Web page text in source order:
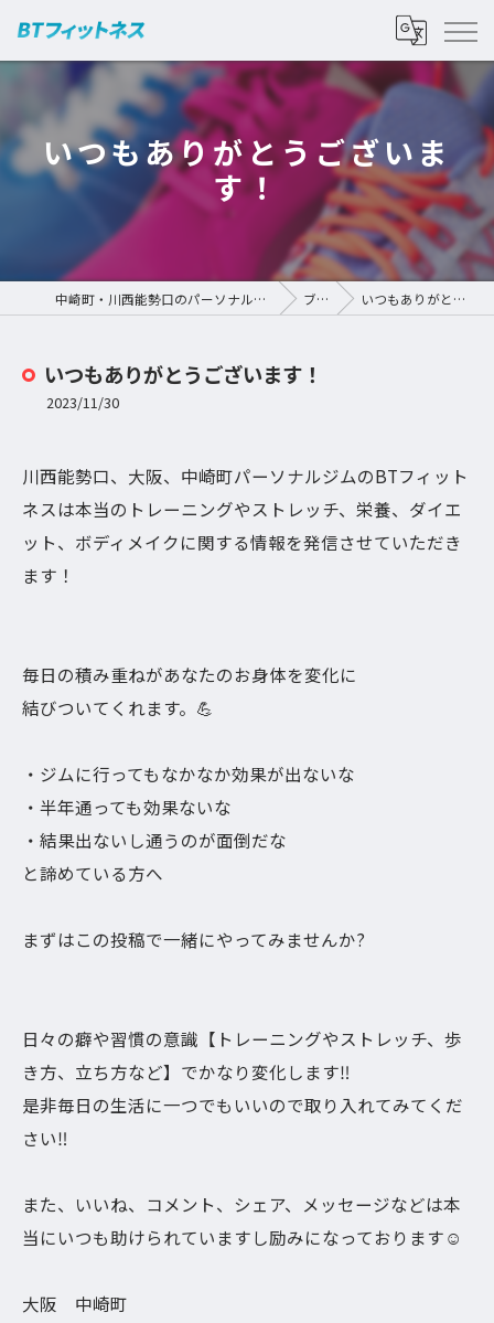
いつもありがとうございま
す！
中崎町・川西能勢口のパーソナルジムなら | BTフィットネス ブログ いつもありがとうございます！
いつもありがとうございます！
2023/11/30
川西能勢口、大阪、中崎町パーソナルジムのBTフィット
ネスは本当のトレーニングやストレッチ、栄養、ダイエ
ット、ボディメイクに関する情報を発信させていただき
ます！
毎日の積み重ねがあなたのお身体を変化に
結びついてくれます。💪
・ジムに行ってもなかなか効果が出ないな
・半年通っても効果ないな
・結果出ないし通うのが面倒だな
と諦めている方へ
まずはこの投稿で一緒にやってみませんか?
日々の癖や習慣の意識【トレーニングやストレッチ、歩
き方、立ち方など】でかなり変化します‼︎
是非毎日の生活に一つでもいいので取り入れてみてくだ
さい‼︎
また、いいね、コメント、シェア、メッセージなどは本
当にいつも助けられていますし励みになっております☺️
大阪 中崎町